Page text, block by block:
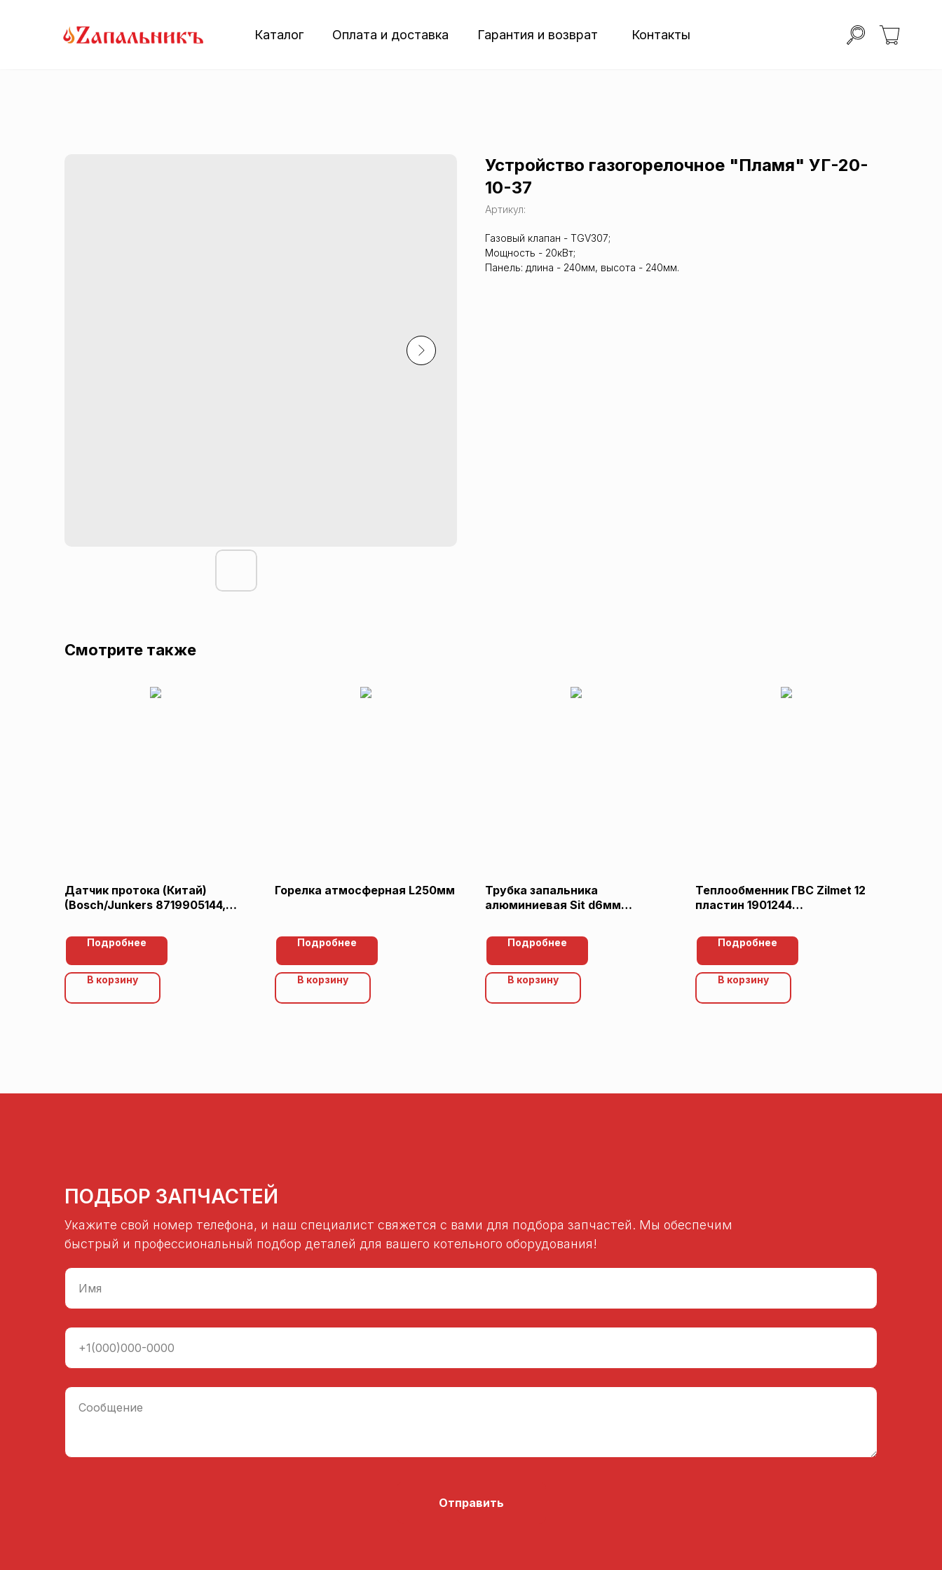
Каталог Оплата и доставка Гарантия и возврат Контакты
Устройство газогорелочное "Пламя" УГ-20-
10-37
Артикул:
Газовый клапан - TGV307;
Мощность - 20кВт;
Панель: длина - 240мм, высота - 240мм.
Смотрите также
Датчик протока (Китай)
(Bosch/Junkers 8719905144,
Подробнее
В корзину
Горелка атмосферная L250мм
Подробнее
В корзину
Трубка запальника
алюминиевая Sit d6мм
Подробнее
В корзину
Теплообменник ГВС Zilmet 12
пластин 1901244
Подробнее
В корзину
ПОДБОР ЗАПЧАСТЕЙ
Укажите свой номер телефона, и наш специалист свяжется с вами для подбора запчастей. Мы обеспечим
быстрый и профессиональный подбор деталей для вашего котельного оборудования!
Имя
+1(000)000-0000
Сообщение
Отправить